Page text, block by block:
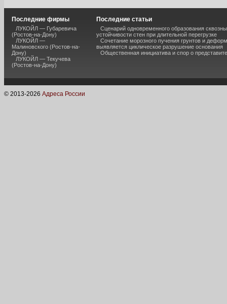
Последние фирмы
ЛУКОЙЛ — Губаревича
(Ростов-на-Дону)
ЛУКОЙЛ —
Малиновского (Ростов-на-
Дону)
ЛУКОЙЛ — Текучева
(Ростов-на-Дону)
Последние статьи
Сценарий одновременного образования
устойчивости стен при длительной перегрузке
Сочетание морозного пучения грунтов и
выявляется циклическое разрушение основания
Общественная инициатива и спор о
© 2013-2026 Адреса России